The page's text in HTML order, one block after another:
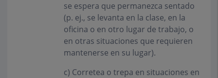
se espera que permanezca sentado
(p. ej., se levanta en la clase, en la
oficina o en otro lugar de trabajo, o
en otras situaciones que requieren
mantenerse en su lugar).
c) Corretea o trepa en situaciones en